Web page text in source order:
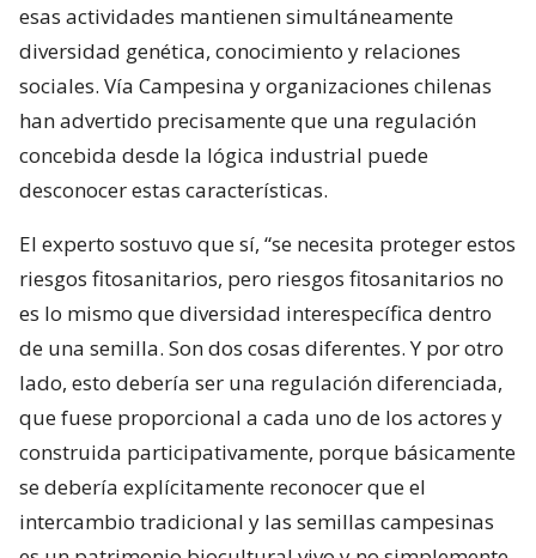
esas actividades mantienen simultáneamente
diversidad genética, conocimiento y relaciones
sociales. Vía Campesina y organizaciones chilenas
han advertido precisamente que una regulación
concebida desde la lógica industrial puede
desconocer estas características.
El experto sostuvo que sí, “se necesita proteger estos
riesgos fitosanitarios, pero riesgos fitosanitarios no
es lo mismo que diversidad interespecífica dentro
de una semilla. Son dos cosas diferentes. Y por otro
lado, esto debería ser una regulación diferenciada,
que fuese proporcional a cada uno de los actores y
construida participativamente, porque básicamente
se debería explícitamente reconocer que el
intercambio tradicional y las semillas campesinas